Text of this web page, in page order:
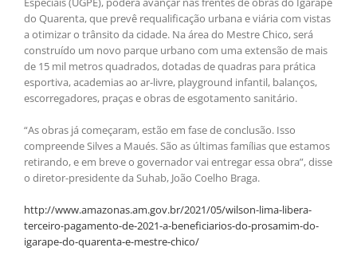
do Quarenta, que prevê requalificação urbana e viária com vistas
a otimizar o trânsito da cidade. Na área do Mestre Chico, será
construído um novo parque urbano com uma extensão de mais
de 15 mil metros quadrados, dotadas de quadras para prática
esportiva, academias ao ar-livre, playground infantil, balanços,
escorregadores, praças e obras de esgotamento sanitário.
“As obras já começaram, estão em fase de conclusão. Isso
compreende Silves a Maués. São as últimas famílias que estamos
retirando, e em breve o governador vai entregar essa obra”, disse
o diretor-presidente da Suhab, João Coelho Braga.
http://www.amazonas.am.gov.br/2021/05/wilson-lima-libera-
terceiro-pagamento-de-2021-a-beneficiarios-do-prosamim-do-
igarape-do-quarenta-e-mestre-chico/